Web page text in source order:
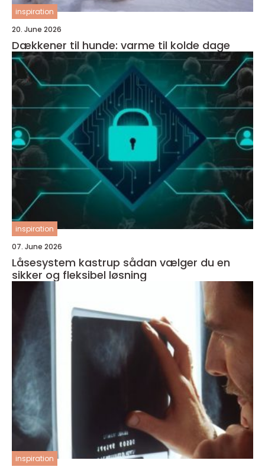
inspiration
20. June 2026
Dækkener til hunde: varme til kolde dage
inspiration
07. June 2026
Låsesystem kastrup sådan vælger du en
sikker og fleksibel løsning
inspiration